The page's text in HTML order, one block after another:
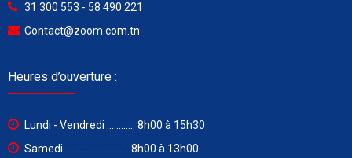
31 300 553 - 58 490 221
Contact@zoom.com.tn
Heures d’ouverture :
Lundi - Vendredi ............ 8h00 à 15h30
Samedi ........................... 8h00 à 13h00